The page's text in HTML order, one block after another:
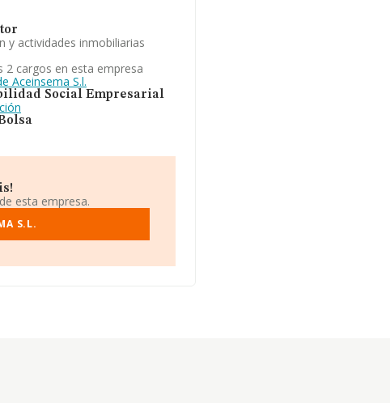
y actividades inmobiliarias
2 cargos en esta empresa
Aceinsema S.l.
Social Empresarial
esta empresa.
S.L.